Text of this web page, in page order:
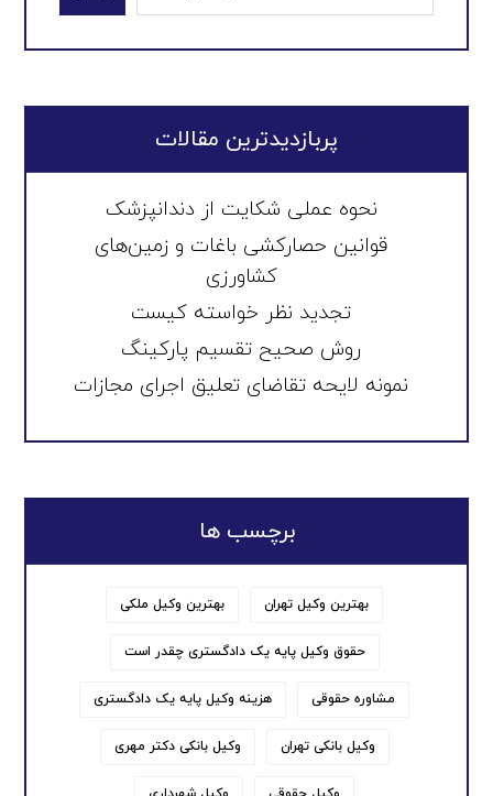
پربازدیدترین مقالات
نحوه عملی شکایت از دندانپزشک
قوانین حصارکشی باغات و زمین‌های
کشاورزی
تجدید نظر خواسته کیست
روش صحیح تقسیم پارکینگ
نمونه لایحه تقاضای تعلیق اجرای مجازات
برچسب ها
بهترین وکیل تهران بهترین وکیل ملکی
حقوق وکیل پایه یک دادگستری چقدر است
مشاوره حقوقی هزینه وکیل پایه یک دادگستری
وکیل بانکی تهران وکیل بانکی دکتر مهری